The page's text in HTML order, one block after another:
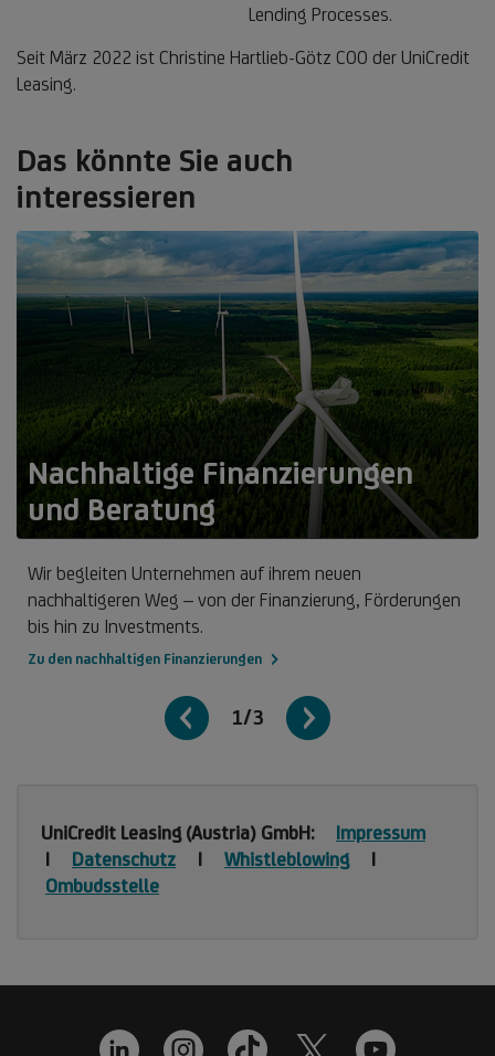
Lending Processes.
Seit März 2022 ist Christine Hartlieb-Götz COO der UniCredit
Leasing.
Das könnte Sie auch
interessieren
Nachhaltige Finanzierungen
und Beratung
Wir begleiten Unternehmen auf ihrem neuen
nachhaltigeren Weg – von der Finanzierung, Förderungen
bis hin zu Investments.
Zu den nachhaltigen Finanzierungen
1/3
UniCredit Leasing (Austria) GmbH: Impressum
| Datenschutz | Whistleblowing|
Ombudsstelle